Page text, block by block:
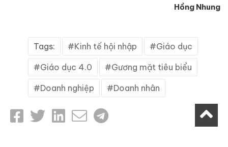
Hồng Nhung
Tags: Kinh tế hội nhập Giáo dục
Giáo dục 4.0 Gương mặt tiêu biểu
Doanh nghiệp Doanh nhân